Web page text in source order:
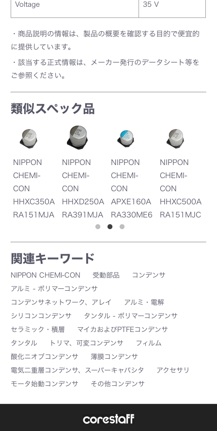
Voltage 35 V
・商品説明の情報は、製品の概要を確認する目的で便宜的
に提供しています。
・該当する正式情報は、メーカー発行のデータシート等を
ご参照ください。
類似スペック品
NIPPON
CHEMI-
CON
HHXC350A
RA151MJA
NIPPON
CHEMI-
CON
HHXD250A
RA391MJA
NIPPON
CHEMI-
CON
APXE160A
RA330ME6
1G
NIPPON
CHEMI-
CON
HHXC500A
RA151MJC
関連キーワード
NIPPON CHEMI-CON 受動部品
コンデンサ
アルミ - ポリマーコンデンサ
コンデンサネットワーク、アレイ
アルミ・電解
シリコンコンデンサ
タンタル - ポリマーコンデンサ
セラミック・積層
マイカおよびPTFEコンデンサ
タンタル
トリマ、可変コンデンサ
フィルム
酸化ニオブコンデンサ
薄膜コンデンサ
電気二重層コンデンサ、スーパーキャパシタ
アクセサリ
モータ始動コンデンサ
その他コンデンサ